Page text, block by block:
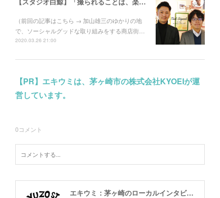
（前回の記事はこちら → 加山雄三のゆかりの地
で、ソーシャルグッドな取り組みをする商店街…
2020.03.26 21:00
【PR】エキウミは、茅ヶ崎市の株式会社KYOEIが運
営しています。
0コメント
エキウミ：茅ヶ崎のローカルインタビューメディア